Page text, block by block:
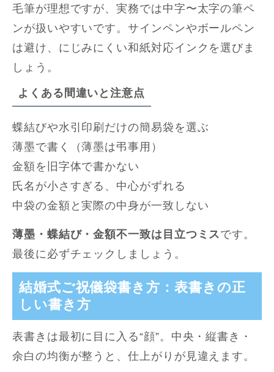
毛筆が理想ですが、実務では中字〜太字の筆ペ
ンが扱いやすいです。サインペンやボールペン
は避け、にじみにくい和紙対応インクを選びま
しょう。
よくある間違いと注意点
蝶結びや水引印刷だけの簡易袋を選ぶ
薄墨で書く（薄墨は弔事用）
金額を旧字体で書かない
氏名が小さすぎる、中心がずれる
中袋の金額と実際の中身が一致しない
薄墨・蝶結び・金額不一致は目立つミス です。
最後に必ずチェックしましょう。
結婚式ご祝儀袋書き方：表書きの正
しい書き方
表書きは最初に目に入る“顔”。中央・縦書き・
余白の均衡が整うと、仕上がりが見違えます。